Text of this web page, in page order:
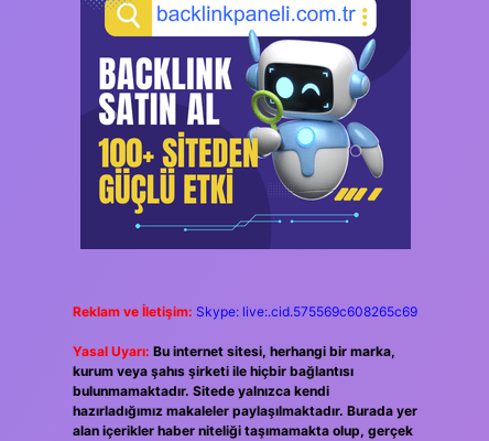
Reklam ve İletişim: Skype: live:.cid.575569c608265c69
Yasal Uyarı: Bu internet sitesi, herhangi bir marka,
kurum veya şahıs şirketi ile hiçbir bağlantısı
bulunmamaktadır. Sitede yalnızca kendi
hazırladığımız makaleler paylaşılmaktadır. Burada yer
alan içerikler haber niteliği taşımamakta olup, gerçek